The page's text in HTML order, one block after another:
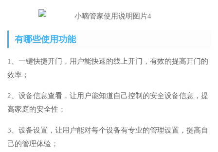
有哪些使用功能
1、一键快捷开门，用户能快速的线上开门，有效的提高开门的
效率；
2、设备信息查看，让用户能知道自己控制的安全设备信息，提
高家庭的安全性；
3、设备设置，让用户能对每个设备有专业的管理设置，提高自
己的管理体验；